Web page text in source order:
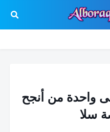
واحدة من أنجح
سلا